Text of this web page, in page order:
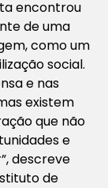
encontrou
de uma
como um
social.
e nas
existem
que não
e
descreve
de